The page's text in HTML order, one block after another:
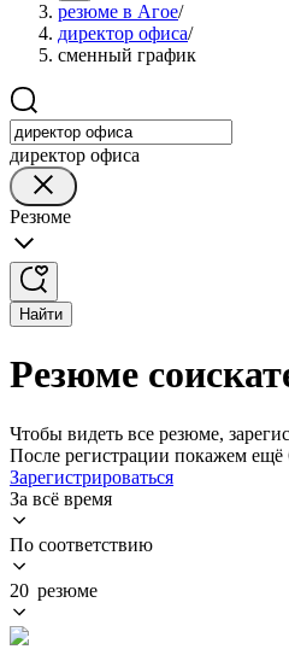
резюме в Агое/
директор офиса/
сменный график
директор офиса
Резюме
Найти
Резюме
Чтобы видеть все резюме,
После регистрации покажем ещё
Зарегистрироваться
За всё время
По соответствию
20 резюме